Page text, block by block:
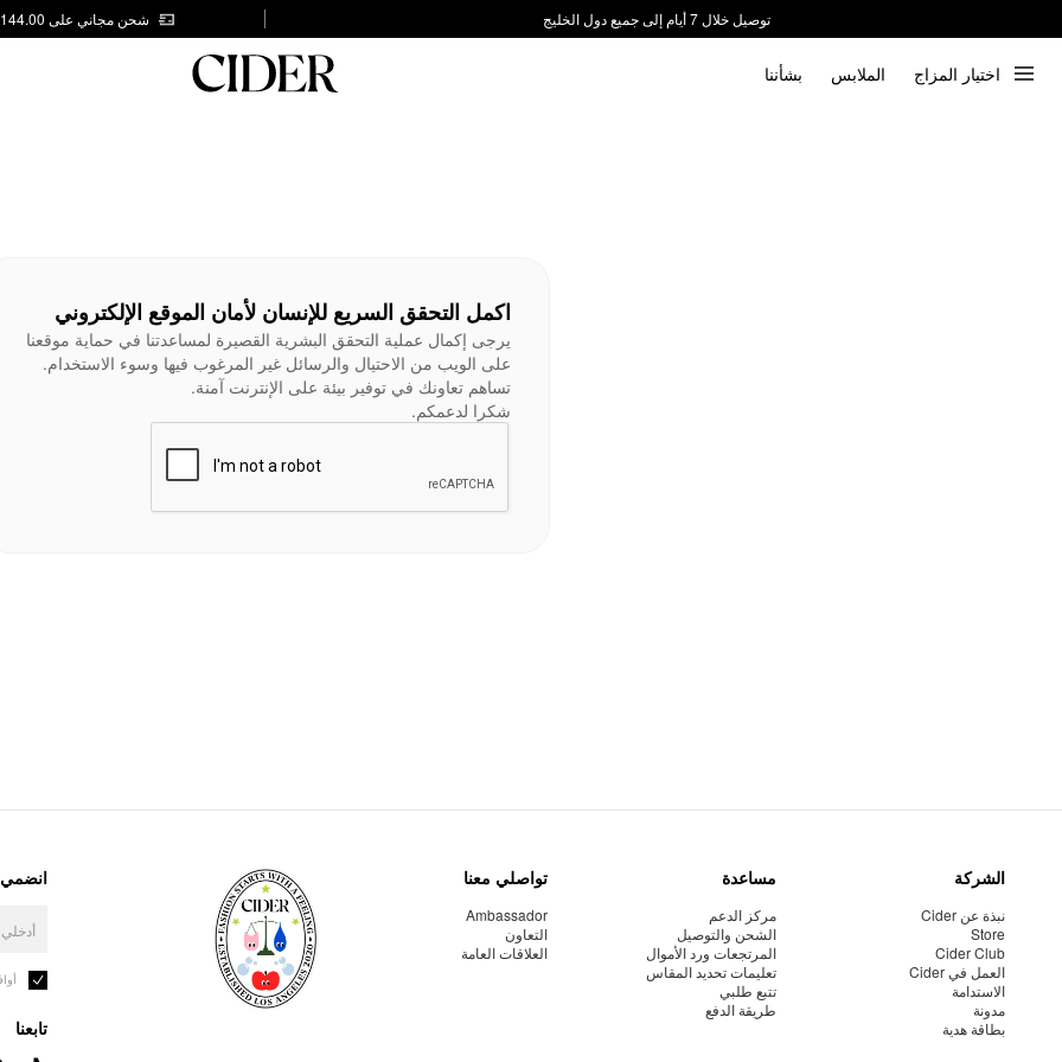
توصيل خلال 7 أيام إلى جميع دول الخليج
شحن مجاني على AED 144.00
اختيار المزاج الملابس بشأننا
اكمل التحقق السريع للإنسان لأمان الموقع الإلكتروني
يرجى إكمال عملية التحقق البشرية القصيرة لمساعدتنا في حماية موقعنا
على الويب من الاحتيال والرسائل غير المرغوب فيها وسوء الاستخدام.
تساهم تعاونك في توفير بيئة على الإنترنت آمنة.
شكرا لدعمكم.
الشركة
نبذة عن Cider
Store
Cider Club
العمل في Cider
الاستدامة
مدونة
بطاقة هدية
مساعدة
مركز الدعم
الشحن والتوصيل
المرتجعات ورد الأموال
تعليمات تحديد المقاس
تتبع طلبي
طريقة الدفع
تواصلي معنا
Ambassador
التعاون
العلاقات العامة
انضمي
تابعنا